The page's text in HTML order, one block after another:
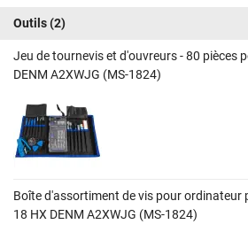
Outils(2)
Jeu de tournevis et d'ouvreurs - 80 pièces
DENM A2XWJG (MS-1824)
Boîte d'assortiment de vis pour ordinateur
18 HX DENM A2XWJG (MS-1824)